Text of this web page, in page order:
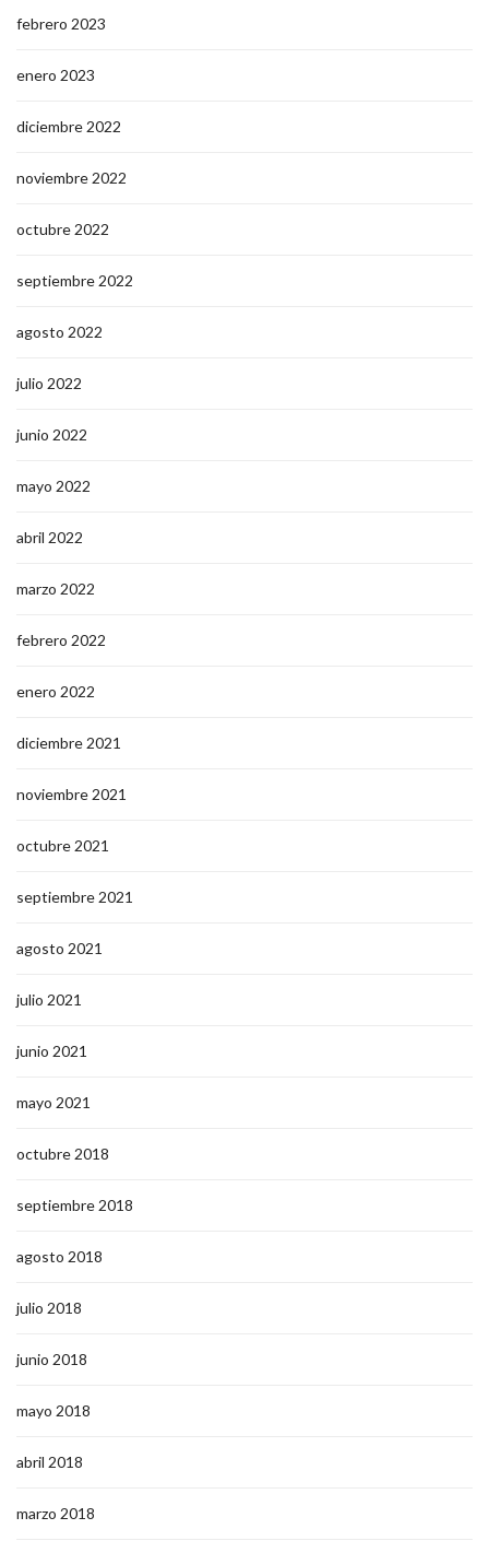
febrero 2023
enero 2023
diciembre 2022
noviembre 2022
octubre 2022
septiembre 2022
agosto 2022
julio 2022
junio 2022
mayo 2022
abril 2022
marzo 2022
febrero 2022
enero 2022
diciembre 2021
noviembre 2021
octubre 2021
septiembre 2021
agosto 2021
julio 2021
junio 2021
mayo 2021
octubre 2018
septiembre 2018
agosto 2018
julio 2018
junio 2018
mayo 2018
abril 2018
marzo 2018